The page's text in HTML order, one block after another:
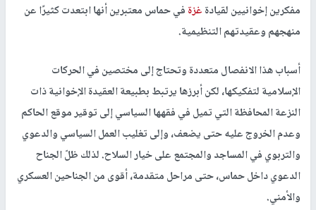
مفكرين إخوانيين لقيادةغزةفي حماس معتبرين أنها ابتعدت كثيرًا عن
منهجهم وعقيدتهم التنظيمية.
أسباب هذا الانفصال متعددة وتحتاج إلى مختصين في الحركات
الإسلامية لتفكيكها، لكن أبرزها يرتبط بطبيعة العقيدة الإخوانية ذات
النزعة المحافظة التي تميل في فقهها السياسي إلى توقير موقع الحاكم
وعدم الخروج عليه حتى يضعف، وإلى تغليب العمل السياسي والدعوي
والتربوي في المساجد والمجتمع على خيار السلاح. لذلك ظلّ الجناح
الدعوي داخل حماس، حتى مراحل متقدمة، أقوى من الجناحين العسكري
والأمني.